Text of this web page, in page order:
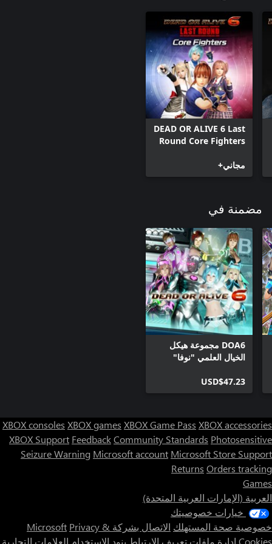
DEAD OR ALIVE 6 Last
Round Core Fighters
مجاني+
مضمنة في
DOA6 مجموعة هيكل
الخيال العلمي "نوفا"
USD$47.23
XBOX consoles XBOX games XBOX Game Pass XBOX accessories
XBOX Support FeedbackCommunity Standards Photosensitive
Seizure Warning Microsoft account Microsoft Store Support
Returns Orders tracking
Games
العربية (الإمارات العربية المتحدة)
خيارات خصوصيتك
خصوصية صحة المستهلك الاتصال بشركة Microsoft Privacy &
Cookies إدارة ملفات تعريف الارتباط بنود الاستخدام العلامات التجارية